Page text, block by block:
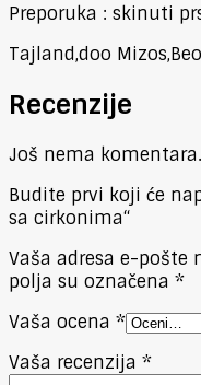
Preporuka : skinuti
Tajland,doo
Recenzije
Još nema komentara.
Budite prvi koji će
sa cirkonima“
Vaša adresa e-pošte
polja su označena *
Vaša ocena *
Vaša recenzija *